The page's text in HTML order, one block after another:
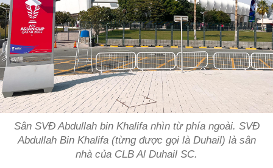
Sân SVĐ Abdullah bin Khalifa nhìn từ phía ngoài. SVĐ
Abdullah Bin Khalifa (từng được gọi là Duhail) là sân
nhà của CLB Al Duhail SC.